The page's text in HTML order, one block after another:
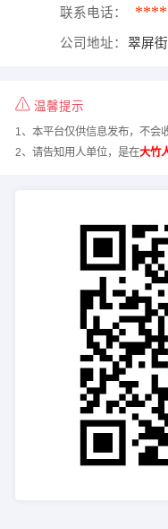
联系电话： ****
公司地址： 翠屏
温馨提示
1、本平台仅供信息发布，不会
2、请告知用人单位，是在大竹